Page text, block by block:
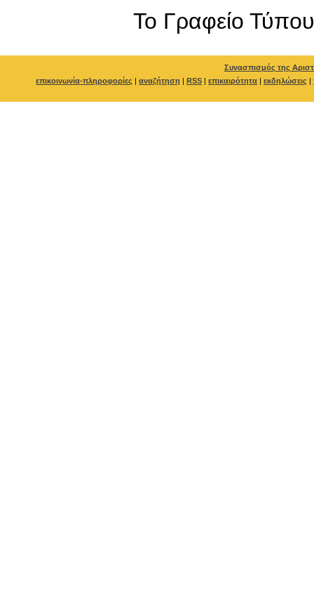
To Γραφείο Τύπου
Συνασπισμός της
επικοινωνία-πληροφορίες | αναζήτηση | RSS | επικαιρότητα | εκδηλώσεις |